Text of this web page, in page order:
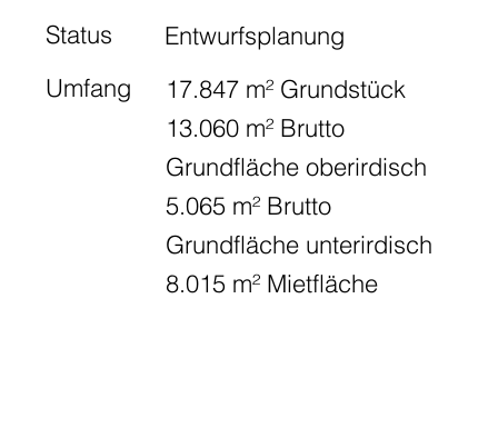
Status
Entwurfsplanung
Umfang
17.847 m² Grundstück
13.060 m² Brutto
Grundfläche oberirdisch
5.065 m² Brutto
Grundfläche unterirdisch
8.015 m² Mietfläche